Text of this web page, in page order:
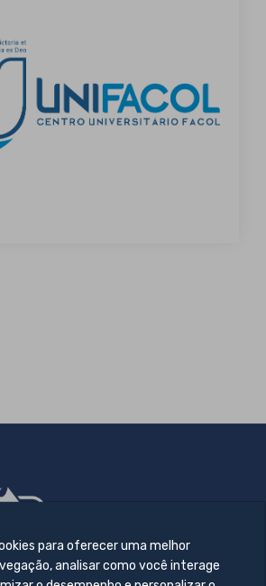
para oferecer uma melhor
analisar como você interage